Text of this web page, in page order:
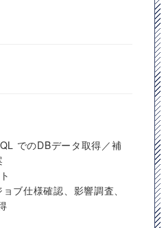
でのDBデータ取得／補
ブ仕様確認、影響調査、